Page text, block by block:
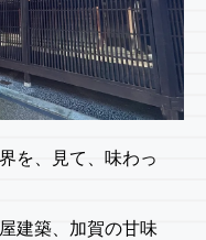
を、見て、味わっ
建築、加賀の甘味